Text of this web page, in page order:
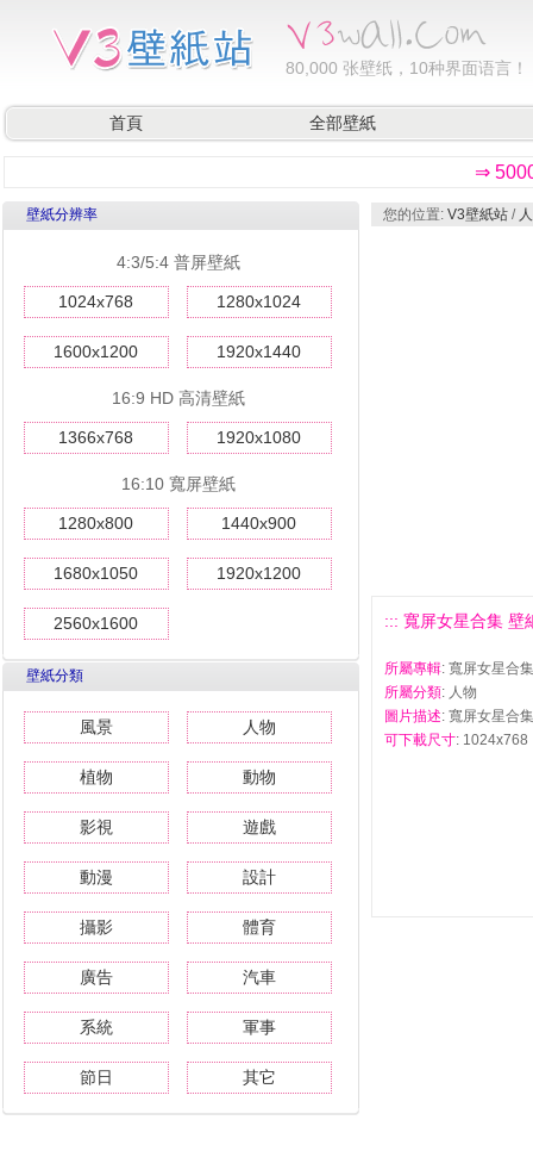
80,000 张壁纸，10种界面语言！
首頁 全部壁紙
⇒
壁紙分辨率
4:3/5:4 普屏壁紙
1024x768 1280x1024
1600x1200 1920x1440
16:9 HD 高清壁紙
1366x768 1920x1080
16:10 寬屏壁紙
1280x800 1440x900
1680x1050 1920x1200
2560x1600
壁紙分類
風景 人物
植物 動物
影視 遊戲
動漫 設計
攝影 體育
廣告 汽車
系統 軍事
節日 其它
您的位置: V3壁紙站 /
::: 寬屏女星合集 壁
所屬專輯: 寬屏女星合
所屬分類: 人物
圖片描述: 寬屏女星合
可下載尺寸: